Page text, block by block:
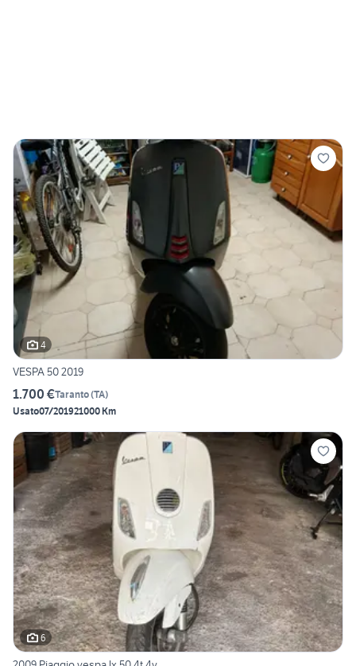
4
VESPA 50 2019
1.700 €Taranto(TA)
Usato07/201921000 Km
6